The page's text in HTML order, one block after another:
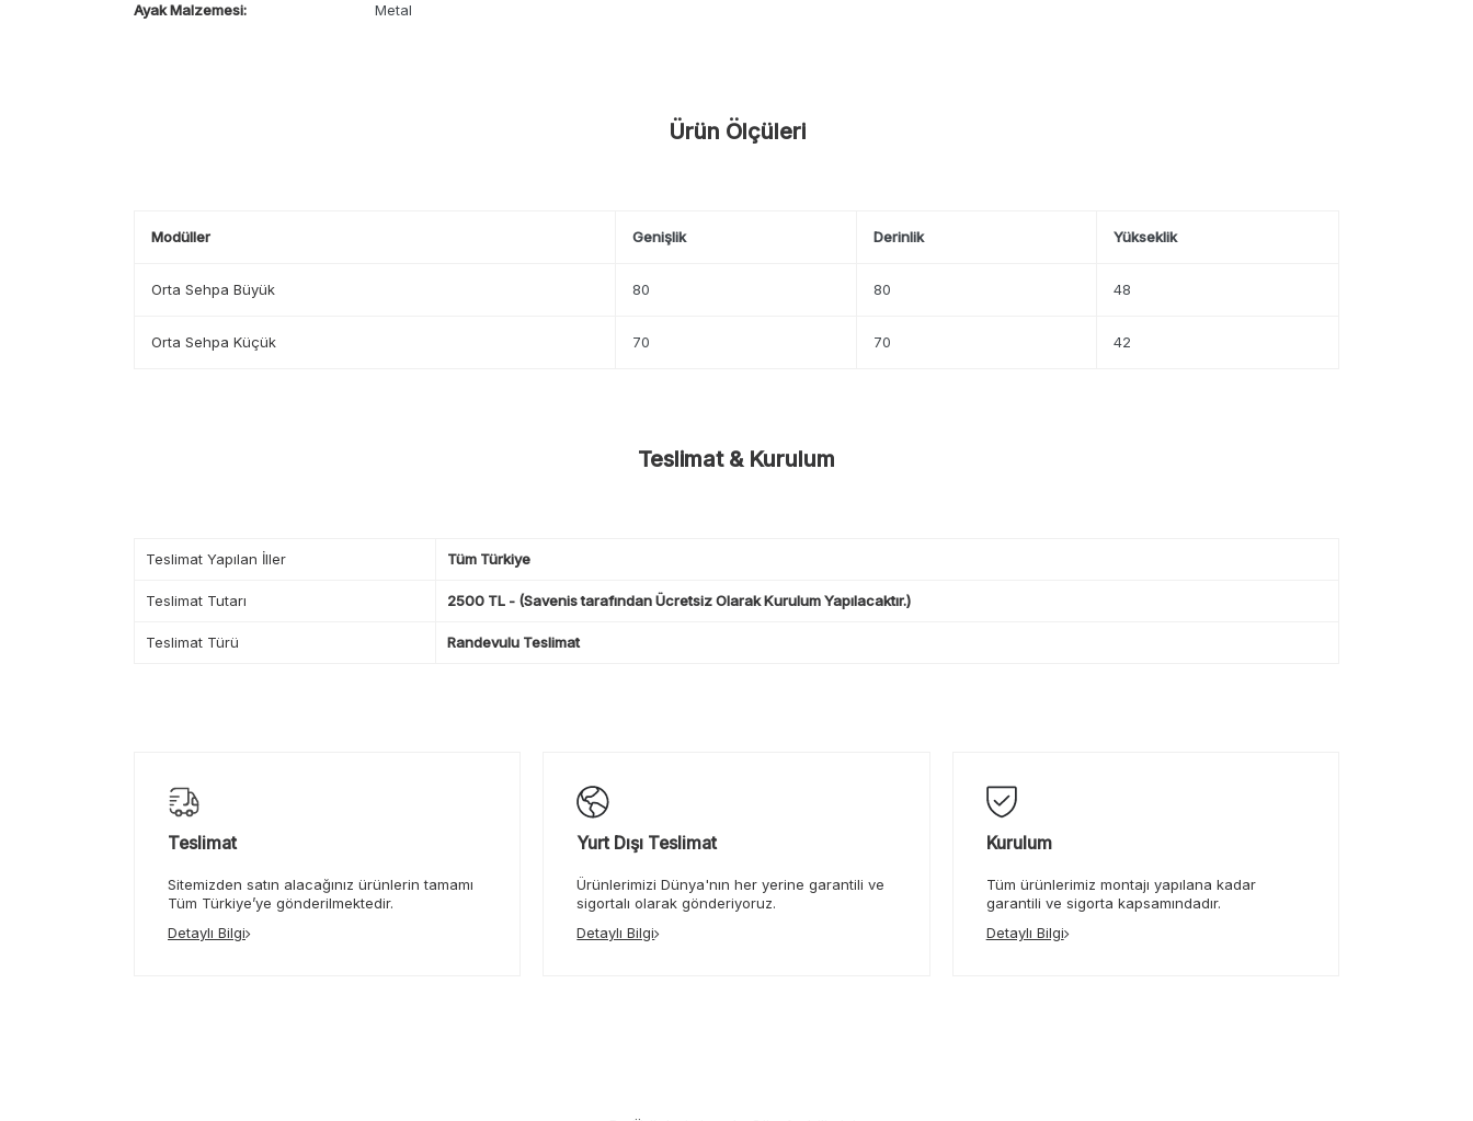
Ayak Malzemesi: Metal
Ürün Ölçüleri
Modüller Genişlik Derinlik Yükseklik
Orta Sehpa Büyük 80 80 48
Orta Sehpa Küçük 70 70 42
Teslimat & Kurulum
Teslimat Yapılan İller Tüm Türkiye
Teslimat Tutarı 2500 TL - (Savenis tarafından Ücretsiz Olarak Kurulum Yapılacaktır.)
Teslimat Türü Randevulu Teslimat
Teslimat
Sitemizden satın alacağınız ürünlerin tamamı
Tüm Türkiye’ye gönderilmektedir.
Detaylı Bilgi
Yurt Dışı Teslimat
Ürünlerimizi Dünya'nın her yerine garantili ve
sigortalı olarak gönderiyoruz.
Detaylı Bilgi
Kurulum
Tüm ürünlerimiz montajı yapılana kadar
garantili ve sigorta kapsamındadır.
Detaylı Bilgi